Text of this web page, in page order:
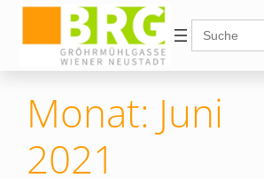
Inhalt
springen
Search
for:
Monat: Juni
2021